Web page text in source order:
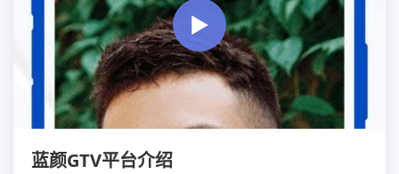
▶
蓝颜GTV平台介绍